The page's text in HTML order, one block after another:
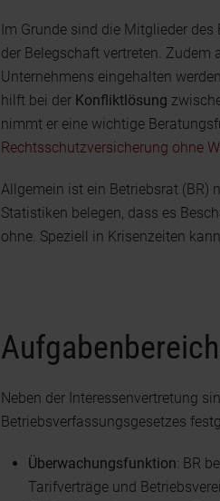
Im Grunde sind die Mitglieder
der Belegschaft vertreten.
Unternehmens eingehalten
hilft bei der Konfliktlösung
nimmt er eine wichtige
Rechtsschutzversicherung ohne
Allgemein ist ein Betriebsrat (BR)
Statistiken belegen, dass es
ohne. Speziell in Krisenzeiten
Neben der Interessenvertretung
Betriebsverfassungsgesetzes
Überwachungsfunktion: BR
Tarifverträge und